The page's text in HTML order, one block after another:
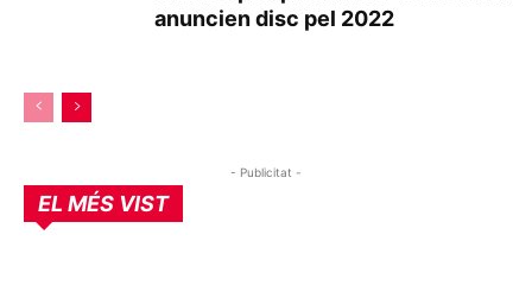
anuncien disc pel 2022
- Publicitat -
EL MÉS VIST